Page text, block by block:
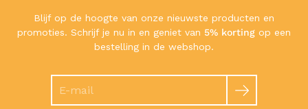
Blijf op de hoogte van onze nieuwste producten en
promoties. Schrijf je nu in en geniet van 5% korting op een
bestelling in de webshop.